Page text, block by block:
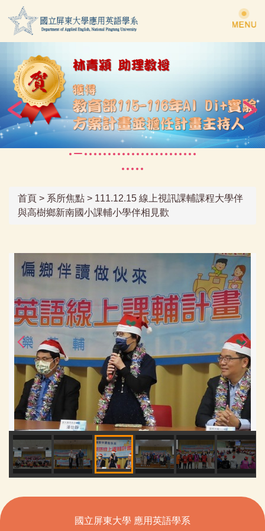
到
主
容
首頁 > 系所焦點 > 111.12.15 線上視訊課輔課程大學伴
與高樹鄉新南國小課輔小學伴相見歡
國立屏東大學 應用英語學系